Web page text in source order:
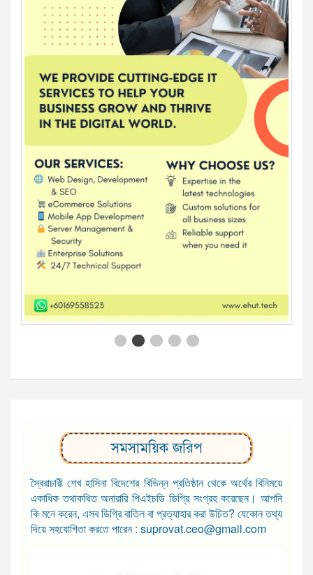
সমসাময়িক জরিপ
স্বৈরাচারী শেখ হাসিনা বিদেশের বিভিন্ন প্রতিষ্ঠান থেকে অর্থের বিনিময়ে
একাধিক তথাকথিত অনারারি পিএইচডি ডিগ্রি সংগ্রহ করেছেন। আপনি
কি মনে করেন, এসব ডিগ্রি বাতিল বা প্রত্যাহার করা উচিত? যেকোন তথ্য
দিয়ে সহযোগিতা করতে পারেন : suprovat.ceo@gmail.com